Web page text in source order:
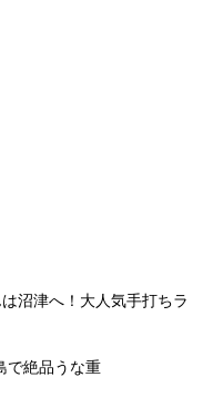
沼津へ！大人気手打ちラ
で絶品うな重